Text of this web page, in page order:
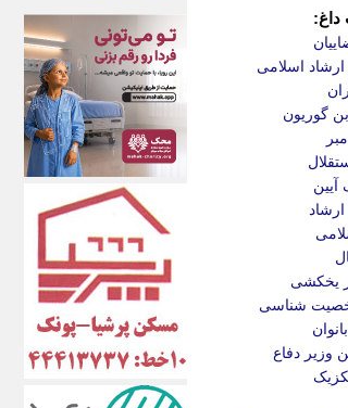
اسلامی
گوریون
آیین
یخکشی
شناسی
وزیر دفاع
اکوفارس
اکونگار
اکونیوز
الف
انتشار آنلاین
اندیشه قرن
اندیشه معاصر
اندیشه ها
انرژی پرس
ای استخدام
ایتنا
ایراف
ایران آرت
ایران آنلاین
ایران زندگی
ایران فوری